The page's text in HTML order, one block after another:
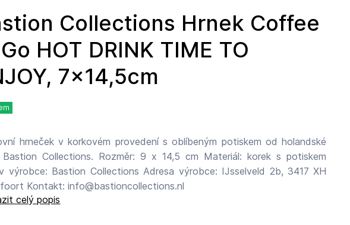
HOT DRINK TIME TO
7x14,5cm
hrneček v korkovém provedení s oblíbeným potiskem od holandské
Collections. Rozměr: 9 x 14,5 cm Materiál: korek s potiskem
výrobce: Bastion Collections Adresa výrobce: IJsselveld 2b, 3417 XH
Kontakt: info@bastioncollections.nl
celý popis